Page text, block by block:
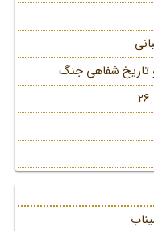
تاریخ شفاهی جنگ